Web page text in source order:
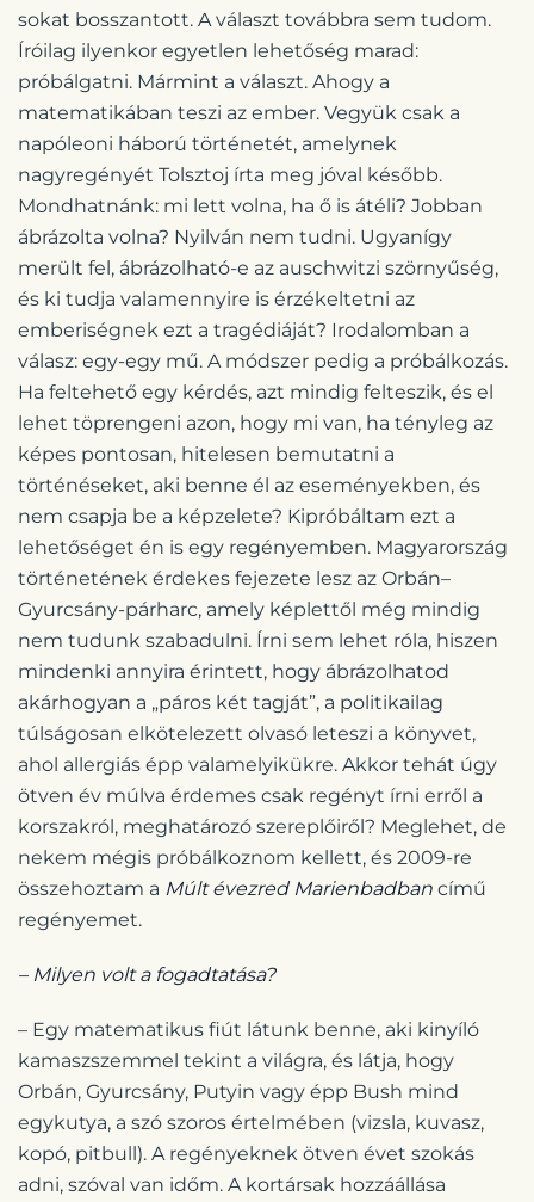
sokat bosszantott. A választ továbbra sem tudom.
Íróilag ilyenkor egyetlen lehetőség marad:
próbálgatni. Mármint a választ. Ahogy a
matematikában teszi az ember. Vegyük csak a
napóleoni háború történetét, amelynek
nagyregényét Tolsztoj írta meg jóval később.
Mondhatnánk: mi lett volna, ha ő is átéli? Jobban
ábrázolta volna? Nyilván nem tudni. Ugyanígy
merült fel, ábrázolható-e az auschwitzi szörnyűség,
és ki tudja valamennyire is érzékeltetni az
emberiségnek ezt a tragédiáját? Irodalomban a
válasz: egy-egy mű. A módszer pedig a próbálkozás.
Ha feltehető egy kérdés, azt mindig felteszik, és el
lehet töprengeni azon, hogy mi van, ha tényleg az
képes pontosan, hitelesen bemutatni a
történéseket, aki benne él az eseményekben, és
nem csapja be a képzelete? Kipróbáltam ezt a
lehetőséget én is egy regényemben. Magyarország
történetének érdekes fejezete lesz az Orbán–
Gyurcsány-párharc, amely képlettől még mindig
nem tudunk szabadulni. Írni sem lehet róla, hiszen
mindenki annyira érintett, hogy ábrázolhatod
akárhogyan a „páros két tagját”, a politikailag
túlságosan elkötelezett olvasó leteszi a könyvet,
ahol allergiás épp valamelyikükre. Akkor tehát úgy
ötven év múlva érdemes csak regényt írni erről a
korszakról, meghatározó szereplőiről? Meglehet, de
nekem mégis próbálkoznom kellett, és 2009-re
összehoztam a Múlt évezred Marienbadban című
regényemet.
– Milyen volt a fogadtatása?
– Egy matematikus fiút látunk benne, aki kinyíló
kamaszszemmel tekint a világra, és látja, hogy
Orbán, Gyurcsány, Putyin vagy épp Bush mind
egykutya, a szó szoros értelmében (vizsla, kuvasz,
kopó, pitbull). A regényeknek ötven évet szokás
adni, szóval van időm. A kortársak hozzáállása